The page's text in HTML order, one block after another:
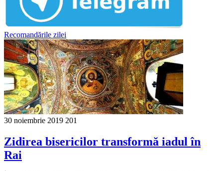
Recomandările zilei
30 noiembrie 2019 201
Zidirea bisericilor transformă iadul în
Rai